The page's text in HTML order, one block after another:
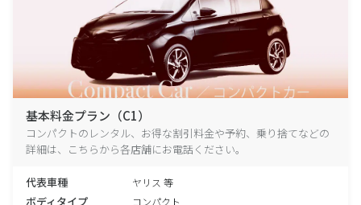
基本料金プラン（C1）
コンパクトのレンタル、お得な割引料金や予約、乗り捨てなどの
詳細は、こちらから各店舗にお電話ください。
代表車種 ヤリス 等
ボディタイプ コンパクト